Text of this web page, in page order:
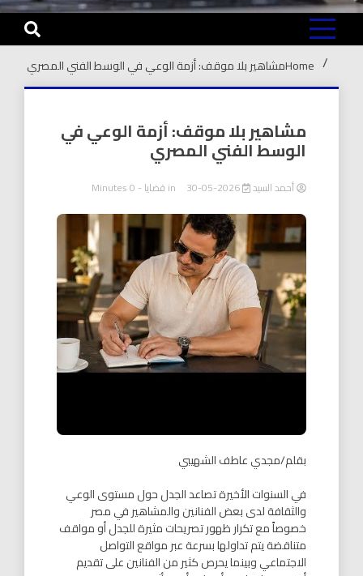
Homeمشاهير بلا موقف: أزمة الوعي في الوسط الفني المصري
مشاهير بلا موقف: أزمة الوعي في
الوسط الفني المصري
أحمد السيد 2026-05-30
in قضايا- 0 Minutes
بقلم/مجدي عاطف الشهيبي
في السنوات الأخيرة تصاعد الجدل حول مستوى الوعي
والثقافة لدى بعض الفنانين والمشاهير في مصر
خصوصاً مع تكرار ظهور تصريحات مثيرة للجدل أو مواقف
متناقضة يتم تداولها بسرعة عبر مواقع التواصل
الاجتماعي وبينما يحرص كثير من الفنانين على تقديم